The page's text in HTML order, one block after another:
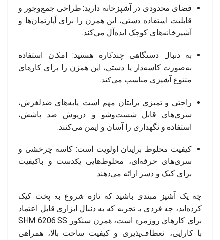
فضای محدودی در آشپزخانه دارید: طراحی جمع‌وجور و
قابلیت استفاده دستی، این همزن را برای آپارتمان‌ها و
آشپزخانه‌های کوچک ایده‌آل می‌کند.
به دنبال دستگاهی چندکاره هستید: امکان استفاده
به‌صورت کاسه‌دار یا دستی، این همزن را برای کارهای
متنوع آشپزی مناسب می‌کند.
راحتی و تمیزی برایتان مهم است: پایه‌های ضدلغزش،
سری‌های قابل شست‌وشو و درپوش ضد پاشش،
استفاده و نگهداری را آسان و ایمن می‌کنند.
کیفیت مخلوط برایتان اولویت است: کاسه چرخشی و
سری‌های حرفه‌ای، مخلوط‌هایی یکدست و باکیفیت
برای کیک و دسر ارائه می‌دهند.
چه یک آشپز مبتدی باشید که تازه شروع به پخت کیک
کرده‌اید، چه فردی با تجربه که به دنبال ابزاری قابل اعتماد
برای کارهای روزمره است، همزن سنکور SHM 6206 SS
با کارایی، انعطاف‌پذیری و کیفیت ساخت بالا، همراهی